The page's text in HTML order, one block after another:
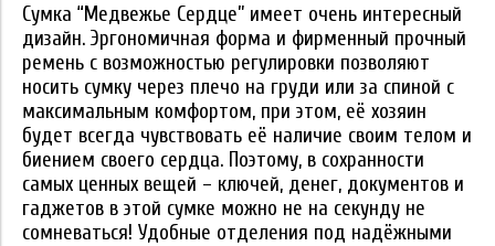
Сумка “Медвежье Сердце” имеет очень интересный
дизайн. Эргономичная форма и фирменный прочный
ремень с возможностью регулировки позволяют
носить сумку через плечо на груди или за спиной с
максимальным комфортом, при этом, её хозяин
будет всегда чувствовать её наличие своим телом и
биением своего сердца. Поэтому, в сохранности
самых ценных вещей – ключей, денег, документов и
гаджетов в этой сумке можно не на секунду не
сомневаться! Удобные отделения под надёжными